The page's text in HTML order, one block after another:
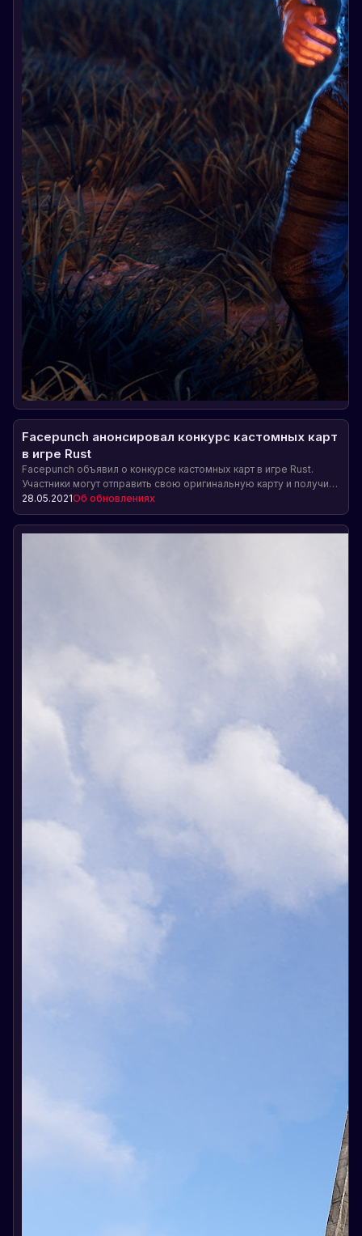
Facepunch анонсировал конкурс кастомных карт
в игре Rust
Facepunch объявил о конкурсе кастомных карт в игре Rust.
Участники могут отправить свою оригинальную карту и получить
шанс быть признанными командой разработчиков и получить
ценные награды, включая показ карты в обновлении
сообщества и скины на сумму до 90 фунтов.
28.05.2021Об обновлениях